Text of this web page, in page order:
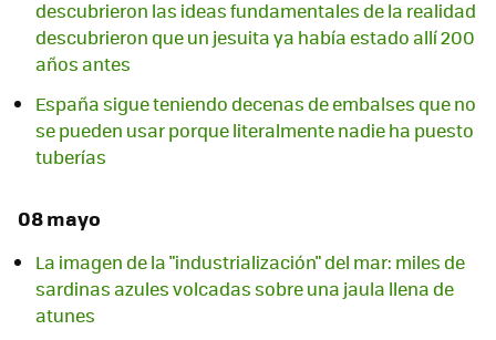
descubrieron las ideas fundamentales de la realidad
descubrieron que un jesuita ya había estado allí 200
años antes
España sigue teniendo decenas de embalses que no
se pueden usar porque literalmente nadie ha puesto
tuberías
08 mayo
La imagen de la "industrialización" del mar: miles de
sardinas azules volcadas sobre una jaula llena de
atunes